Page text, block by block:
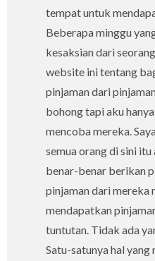
tempat untuk
Beberapa minggu
kesaksian dari
website ini tentang
pinjaman dari
bohong tapi aku
mencoba mereka.
semua orang di sini
benar-benar berikan
pinjaman dari mereka
mendapatkan
tuntutan. Tidak ada
Satu-satunya hal